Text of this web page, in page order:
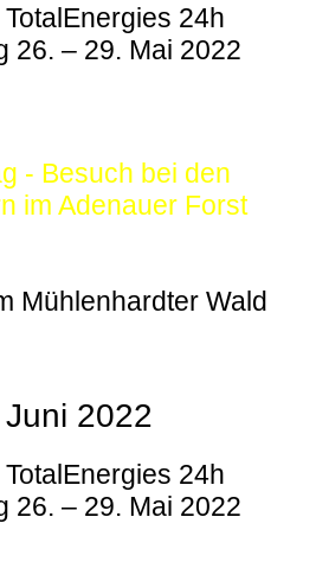
24h
26. – 29. Mai 2022
- Besuch bei den
im Adenauer Forst
Mühlenhardter Wald
Juni 2022
24h
26. – 29. Mai 2022